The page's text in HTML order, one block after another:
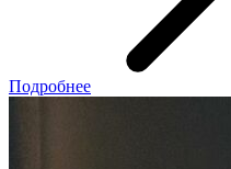
Подробнее